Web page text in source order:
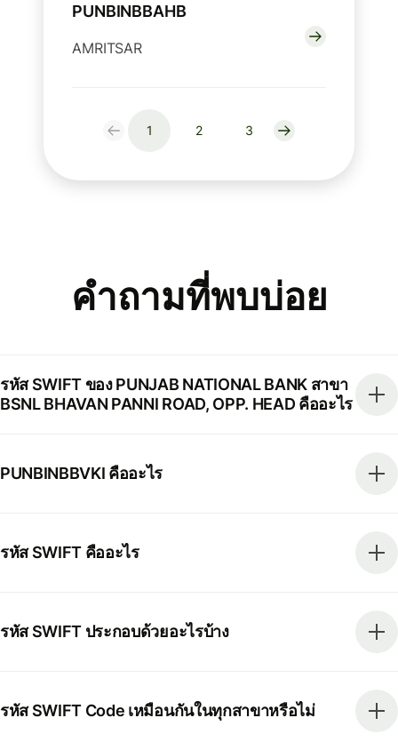
PUNBINBBAHB
AMRITSAR
1 2 3
คำถามที่พบบ่อย
รหัส SWIFT ของ PUNJAB NATIONAL BANK สาขา
BSNL BHAVAN PANNI ROAD, OPP. HEAD คืออะไร
PUNBINBBVKI คืออะไร
รหัส SWIFT คืออะไร
รหัส SWIFT ประกอบด้วยอะไรบ้าง
รหัส SWIFT Code เหมือนกันในทุกสาขาหรือไม่